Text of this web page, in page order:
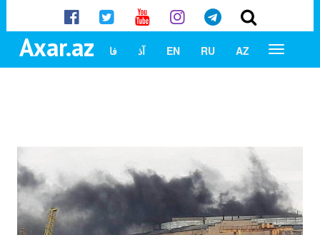
Axar.az AZ
RU
EN آذ فا